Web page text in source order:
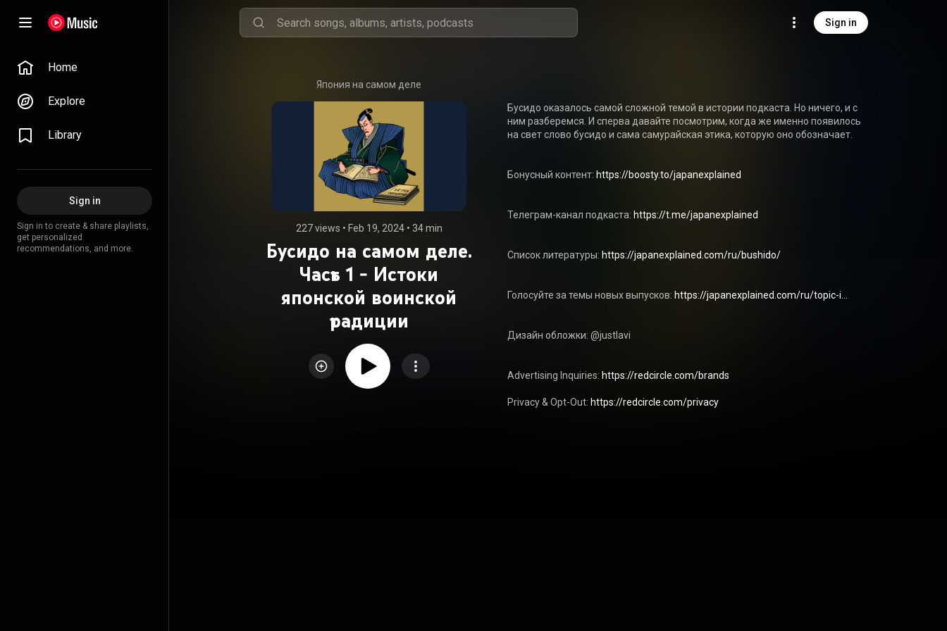
Sign in
Home
Explore
Library
Sign in
Sign in to create & share playlists,
get personalized
recommendations, and more.
Япония на самом деле
227 views • Feb 19, 2024 • 34 min
Бусидо на самом деле.
Часть 1 - Истоки
японской воинской
традиции
Бусидо оказалось самой сложной темой в истории подкаста. Но ничего, и с
ним разберемся. И сперва давайте посмотрим, когда же именно появилось
на свет слово бусидо и сама самурайская этика, которую оно обозначает.
Бонусный контент: https://boosty.to/japanexplained
Телеграм-канал подкаста: https://t.me/japanexplained
Список литературы: https://japanexplained.com/ru/bushido/
Голосуйте за темы новых выпусков: https://japanexplained.com/ru/topic-i...
Дизайн обложки: @justlavi
Advertising Inquiries: https://redcircle.com/brands
Privacy & Opt-Out: https://redcircle.com/privacy